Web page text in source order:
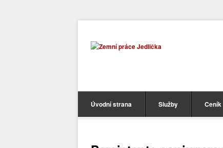
Úvodní strana Služby Ceník